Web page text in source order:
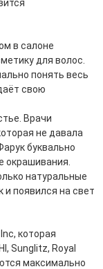
в салоне
для волос.
понять весь
свою
Врачи
не давала
буквально
окрашивания.
натуральные
и появился на свет
которая
Sunglitz, Royal
максимально